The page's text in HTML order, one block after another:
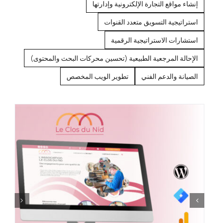
إنشاء مواقع التجارة الإلكترونية وإدارتها
استراتيجية التسويق متعدد القنوات
استشارات الاستراتيجية الرقمية
الإحالة المرجعية الطبيعية (تحسين محركات البحث والمحتوى)
الصيانة والدعم الفني
تطوير الويب المخصص